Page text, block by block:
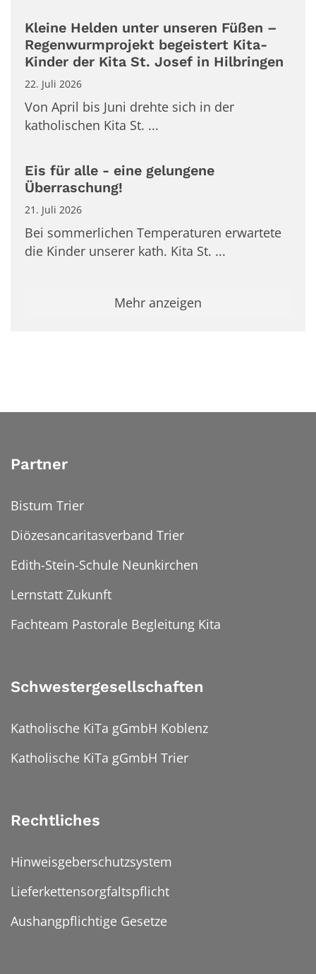
Kleine Helden unter unseren Füßen –
Regenwurmprojekt begeistert Kita-
Kinder der Kita St. Josef in Hilbringen
22. Juli 2026
Von April bis Juni drehte sich in der
katholischen Kita St. ...
Eis für alle - eine gelungene
Überraschung!
21. Juli 2026
Bei sommerlichen Temperaturen erwartete
die Kinder unserer kath. Kita St. ...
Mehr anzeigen
Partner
Bistum Trier
Diözesancaritasverband Trier
Edith-Stein-Schule Neunkirchen
Lernstatt Zukunft
Fachteam Pastorale Begleitung Kita
Schwestergesellschaften
Katholische KiTa gGmbH Koblenz
Katholische KiTa gGmbH Trier
Rechtliches
Hinweisgeberschutzsystem
Lieferkettensorgfaltspflicht
Aushangpflichtige Gesetze